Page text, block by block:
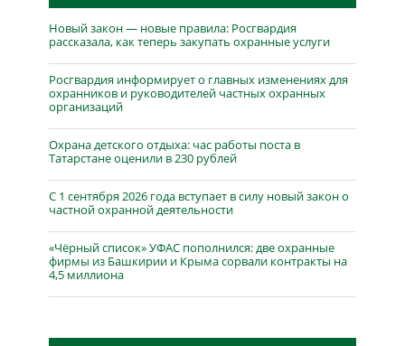
Новый закон — новые правила: Росгвардия
рассказала, как теперь закупать охранные услуги
Росгвардия информирует о главных изменениях для
охранников и руководителей частных охранных
организаций
Охрана детского отдыха: час работы поста в
Татарстане оценили в 230 рублей
С 1 сентября 2026 года вступает в силу новый закон о
частной охранной деятельности
«Чёрный список» УФАС пополнился: две охранные
фирмы из Башкирии и Крыма сорвали контракты на
4,5 миллиона